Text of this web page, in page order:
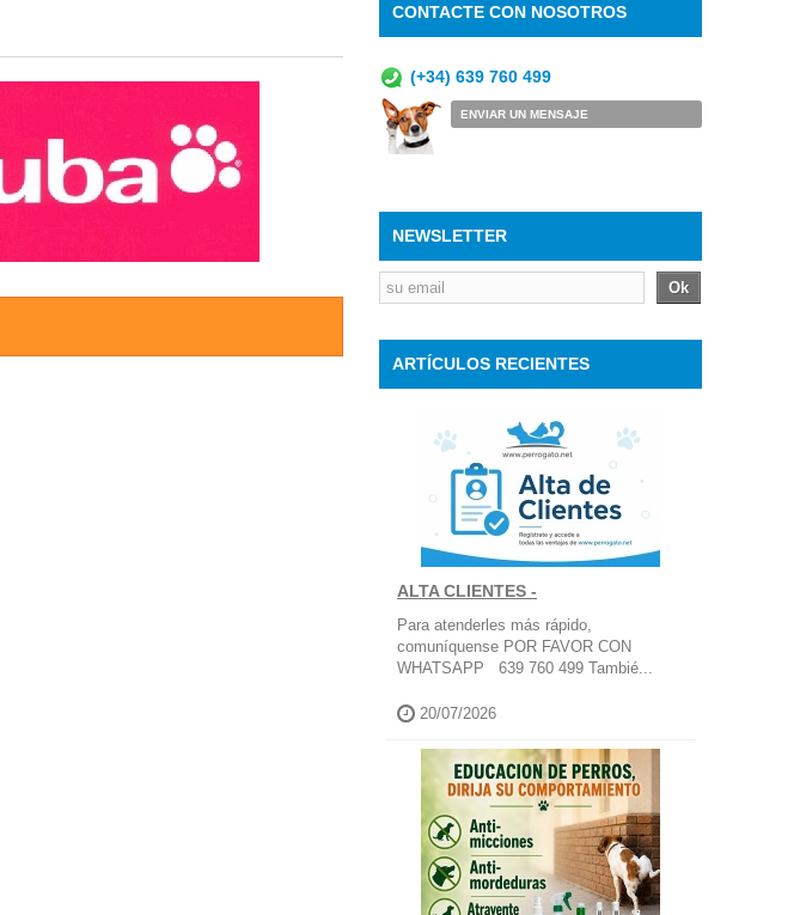
CONTACTE CON NOSOTROS
(+34) 639 760 499
ENVIAR UN MENSAJE
NEWSLETTER
Ok
ARTÍCULOS RECIENTES
ALTA CLIENTES -
Para atenderles más rápido,
comuníquense POR FAVOR CON
WHATSAPP 639 760 499 Tambié...
20/07/2026